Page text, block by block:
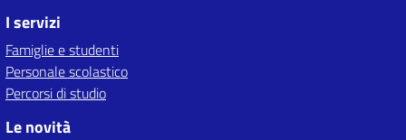
I servizi
Famiglie e studenti
Personale scolastico
Percorsi di studio
Le novità